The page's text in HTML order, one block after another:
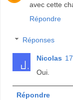
avec cette
Répondre
Réponses
Nicolas
Oui.
Répondre